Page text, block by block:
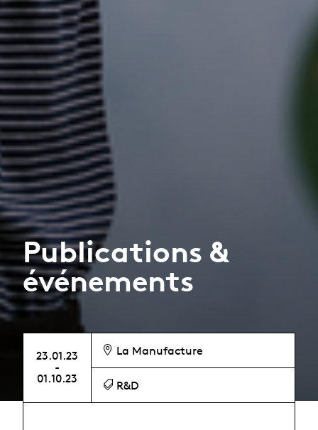
Publications &
événements
23.01.23
-
01.10.23
La Manufacture
R&D